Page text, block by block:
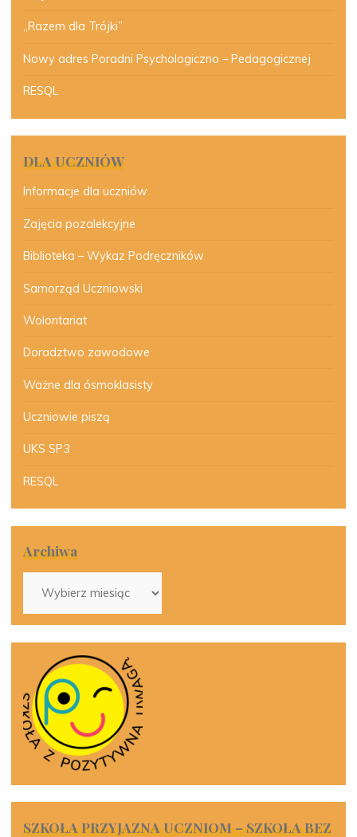
„Razem dla Trójki”
Nowy adres Poradni Psychologiczno – Pedagogicznej
RESQL
DLA UCZNIÓW
Informacje dla uczniów
Zajęcia pozalekcyjne
Biblioteka – Wykaz Podręczników
Samorząd Uczniowski
Wolontariat
Doradztwo zawodowe
Ważne dla ósmoklasisty
Uczniowie piszą
UKS SP3
RESQL
Archiwa
SZKOŁA PRZYJAZNA UCZNIOM – SZKOŁA BEZ